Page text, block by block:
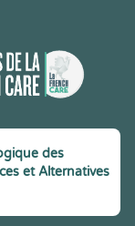
des
et Alternatives